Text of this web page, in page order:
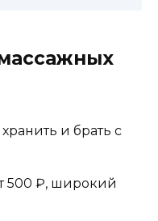
и брать с
500 ₽, широкий